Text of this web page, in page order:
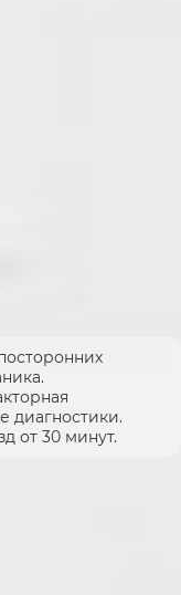
диагностики.
от 30 минут.